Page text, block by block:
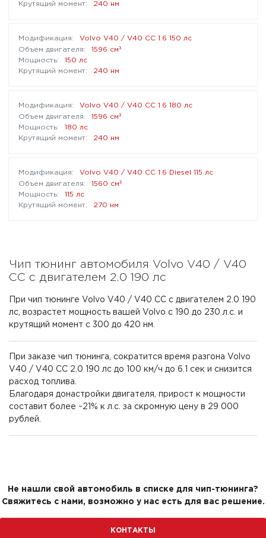
240 нм
Volvo V40 / V40 CC 1.6 150 лс
1596 см³
150 лс
240 нм
Volvo V40 / V40 CC 1.6 180 лс
1596 см³
180 лс
240 нм
Volvo V40 / V40 CC 1.6 Diesel 115 лс
1560 см³
115 лс
270 нм
Чип тюнинг автомобиля Volvo V40 / V40
CC с двигателем 2.0 190 лс
При чип тюнинге Volvo V40 / V40 CC с двигателем 2.0 190
лс, возрастет мощность вашей Volvo с 190 до 230 л.с. и
крутящий момент с 300 до 420 нм.
При заказе чип тюнинга, сократится время разгона Volvo
V40 / V40 CC 2.0 190 лс до 100 км/ч до 6.1 сек и снизится
расход топлива.
Благодаря донастройки двигателя, прирост к мощности
составит более ~21% к л.с. за скромную цену в 29 000
рублей.
Не нашли свой автомобиль в списке для чип-тюнинга?
Свяжитесь с нами, возможно у нас есть для вас решение.
КОНТАКТЫ